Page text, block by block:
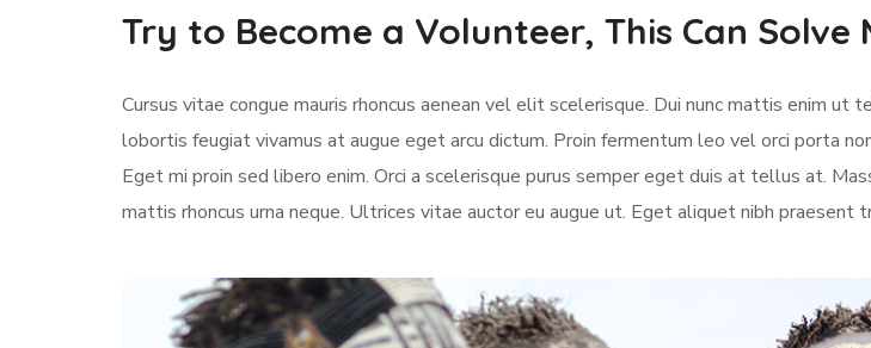
Try to Become a Volunteer, This Can Solve
Cursus vitae congue mauris rhoncus aenean vel elit scelerisque. Dui nunc mattis enim
lobortis feugiat vivamus at augue eget arcu dictum. Proin fermentum leo vel orci porta
Eget mi proin sed libero enim. Orci a scelerisque purus semper eget duis at tellus at.
mattis rhoncus urna neque. Ultrices vitae auctor eu augue ut. Eget aliquet nibh praesent